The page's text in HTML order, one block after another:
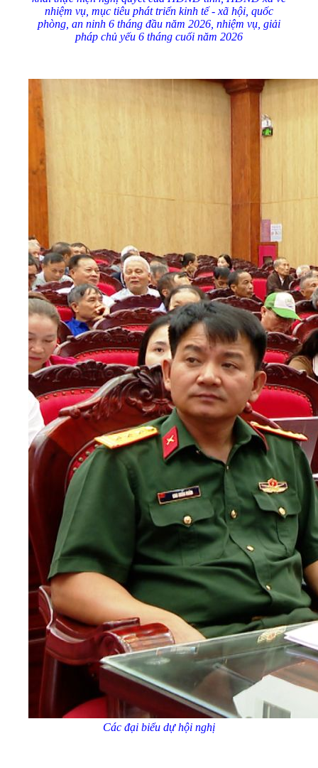
nhiệm vụ, mục tiêu phát triển kinh tế - xã hội, quốc
phòng, an ninh 6 tháng đầu năm 2026, nhiệm vụ, giải
pháp chủ yếu 6 tháng cuối năm 2026
Các đại biểu dự hội nghị